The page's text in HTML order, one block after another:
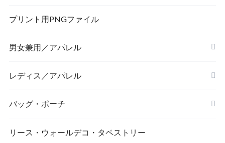
プリント用PNGファイル
男女兼用／アパレル
Tシャツ
レディス／アパレル
バッグ・ポーチ
リース・ウォールデコ・タペストリー